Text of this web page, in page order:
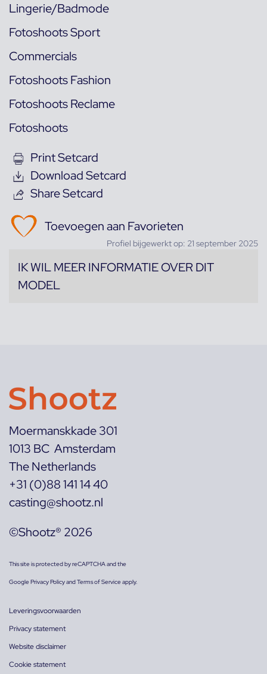
Lingerie/Badmode
Fotoshoots Sport
Commercials
Fotoshoots Fashion
Fotoshoots Reclame
Fotoshoots
Print Setcard
Download Setcard
Share Setcard
Toevoegen aan Favorieten
Profiel bijgewerkt op: 21 september 2025
IK WIL MEER INFORMATIE OVER DIT
MODEL
Moermanskkade 301
1013 BC Amsterdam
The Netherlands
+31 (0)88 141 14 40
casting@shootz.nl
©Shootz® 2026
This site is protected by reCAPTCHA and the
GooglePrivacy PolicyandTerms of Serviceapply.
Leveringsvoorwaarden
Privacy statement
Website disclaimer
Cookie statement